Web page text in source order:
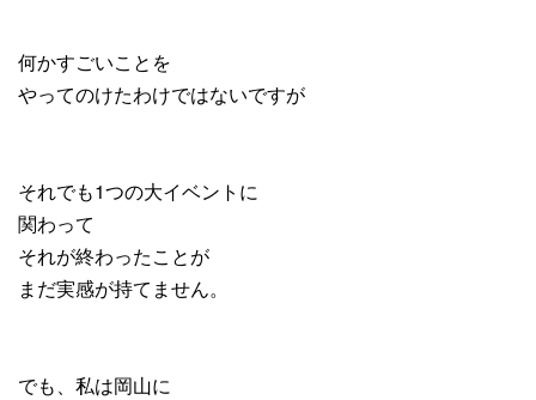
何かすごいことを
やってのけたわけではないですが
それでも1つの大イベントに
関わって
それが終わったことが
まだ実感が持てません。
でも、私は岡山に